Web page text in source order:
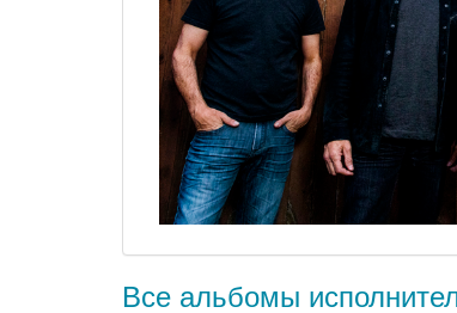
Все альбомы